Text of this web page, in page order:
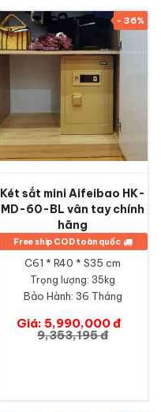
- 36%
Két sắt mini Aifeibao HK-
MD-60-BL vân tay chính
hãng
Free ship COD toàn quốc
C61 * R40 * S35 cm
Trọng lượng: 35kg
Bảo Hành: 36 Tháng
Giá: 5,990,000 đ
9,353,195 đ